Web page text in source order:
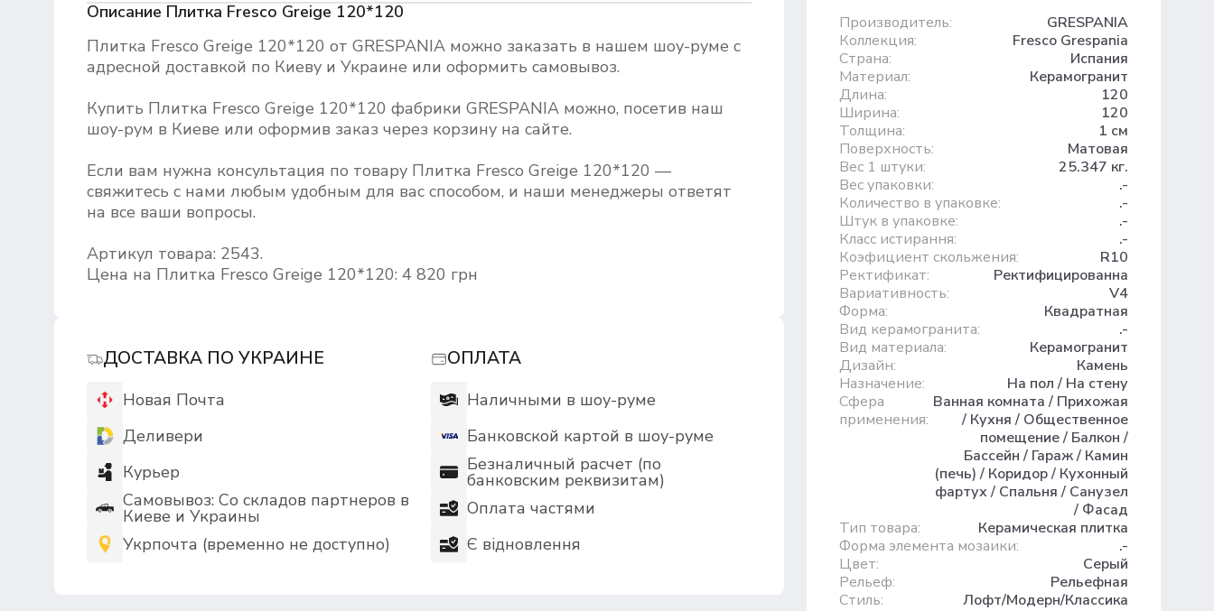
Описание Плитка Fresco Greige 120*120
Плитка Fresco Greige 120*120 от GRESPANIA можно заказать в нашем шоу-руме с
адресной доставкой по Киеву и Украине или оформить самовывоз.
Купить Плитка Fresco Greige 120*120 фабрики GRESPANIA можно, посетив наш
шоу-рум в Киеве или оформив заказ через корзину на сайте.
Если вам нужна консультация по товару Плитка Fresco Greige 120*120 —
свяжитесь с нами любым удобным для вас способом, и наши менеджеры ответят
на все ваши вопросы.
Артикул товара: 2543.
Цена на Плитка Fresco Greige 120*120: 4 820 грн
ДОСТАВКА ПО УКРАИНЕ
Новая Почта
Деливери
Курьер
Самовывоз: Со складов партнеров в
Киеве и Украины
Укрпочта (временно не доступно)
ОПЛАТА
Наличными в шоу-руме
Банковской картой в шоу-руме
Безналичный расчет (по
банковским реквизитам)
Оплата частями
Є відновлення
Производитель:
GRESPANIA
Коллекция:
Fresco Grespania
Страна:
Испания
Материал:
Керамогранит
Длина:
120
Ширина:
120
Толщина:
1 см
Поверхность:
Матовая
Вес 1 штуки:
25.347 кг.
Вес упаковки:
.-
Количество в упаковке:
.-
Штук в упаковке:
.-
Класс истирання:
.-
Коэфициент скольжения:
R10
Ректификат:
Ректифицированна
Вариативность:
V4
Форма:
Квадратная
Вид керамогранита:
.-
Вид материала:
Керамогранит
Дизайн:
Камень
Назначение:
На пол / На стену
Сфера
применения:
Ванная комната / Прихожая
/ Кухня / Общественное
помещение / Балкон /
Бассейн / Гараж / Камин
(печь) / Коридор / Кухонный
фартух / Спальня / Санузел
/ Фасад
Тип товара:
Керамическая плитка
Форма элемента мозаики:
.-
Цвет:
Серый
Рельеф:
Рельефная
Стиль:
Лофт/Модерн/Классика